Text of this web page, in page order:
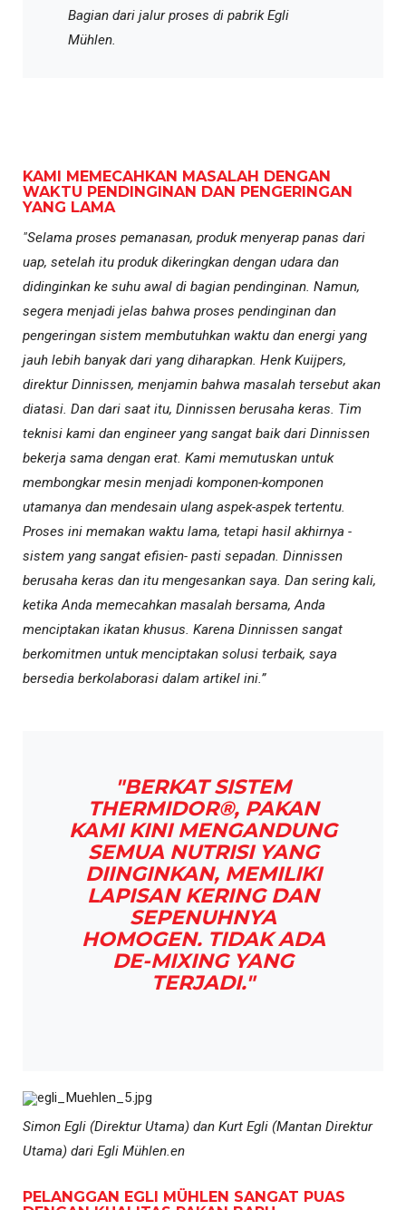
Bagian dari jalur proses di pabrik Egli
Mühlen.
KAMI MEMECAHKAN MASALAH DENGAN
WAKTU PENDINGINAN DAN PENGERINGAN
YANG LAMA
"Selama proses pemanasan, produk menyerap panas dari
uap, setelah itu produk dikeringkan dengan udara dan
didinginkan ke suhu awal di bagian pendinginan. Namun,
segera menjadi jelas bahwa proses pendinginan dan
pengeringan sistem membutuhkan waktu dan energi yang
jauh lebih banyak dari yang diharapkan. Henk Kuijpers,
direktur Dinnissen, menjamin bahwa masalah tersebut akan
diatasi. Dan dari saat itu, Dinnissen berusaha keras. Tim
teknisi kami dan engineer yang sangat baik dari Dinnissen
bekerja sama dengan erat. Kami memutuskan untuk
membongkar mesin menjadi komponen-komponen
utamanya dan mendesain ulang aspek-aspek tertentu.
Proses ini memakan waktu lama, tetapi hasil akhirnya -
sistem yang sangat efisien- pasti sepadan. Dinnissen
berusaha keras dan itu mengesankan saya. Dan sering kali,
ketika Anda memecahkan masalah bersama, Anda
menciptakan ikatan khusus. Karena Dinnissen sangat
berkomitmen untuk menciptakan solusi terbaik, saya
bersedia berkolaborasi dalam artikel ini.”
"BERKAT SISTEM
THERMIDOR®, PAKAN
KAMI KINI MENGANDUNG
SEMUA NUTRISI YANG
DIINGINKAN, MEMILIKI
LAPISAN KERING DAN
SEPENUHNYA
HOMOGEN. TIDAK ADA
DE-MIXING YANG
TERJADI."
Simon Egli (Direktur Utama) dan Kurt Egli (Mantan Direktur
Utama) dari Egli Mühlen.en
PELANGGAN EGLI MÜHLEN SANGAT PUAS